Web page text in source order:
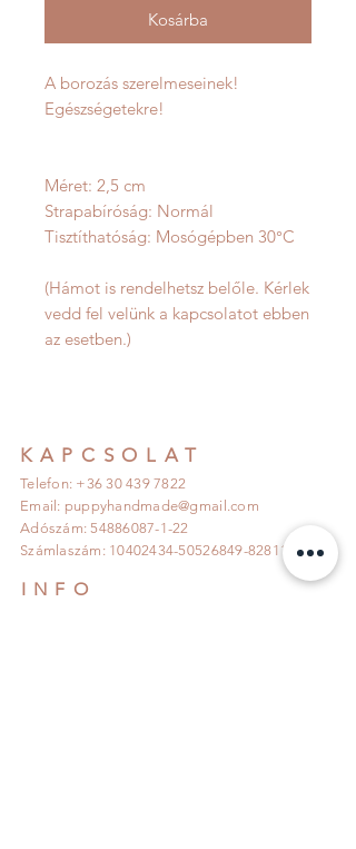
Kosárba
A borozás szerelmeseinek!
Egészségetekre!
Méret: 2,5 cm
Strapabíróság: Normál
Tisztíthatóság: Mosógépben 30°C
(Hámot is rendelhetsz belőle. Kérlek
vedd fel velünk a kapcsolatot ebben
az esetben.)
KAPCSOLAT
Telefon: +36 30 439 7822
Email: puppyhandmade@gmail.com
Adószám:54886087-1-22
Számlaszám: 10402434-50526849-82811007
INFO